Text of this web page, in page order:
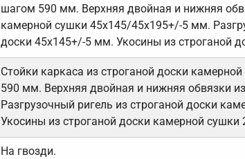
шагом 590 мм. Верхняя двойная и нижняя
камерной сушки 45х145/45х195+/-5 мм.
доски 45х145+/-5 мм. Укосины из строганой
Стойки каркаса из строганой доски
590 мм. Верхняя двойная и нижняя обвязки
Разгрузочный ригель из строганой доски
Укосины из строганой доски камерной сушки
На гвозди.